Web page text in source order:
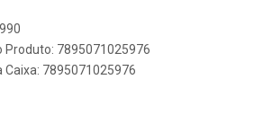
Produto: 7895071025976
Caixa: 7895071025976